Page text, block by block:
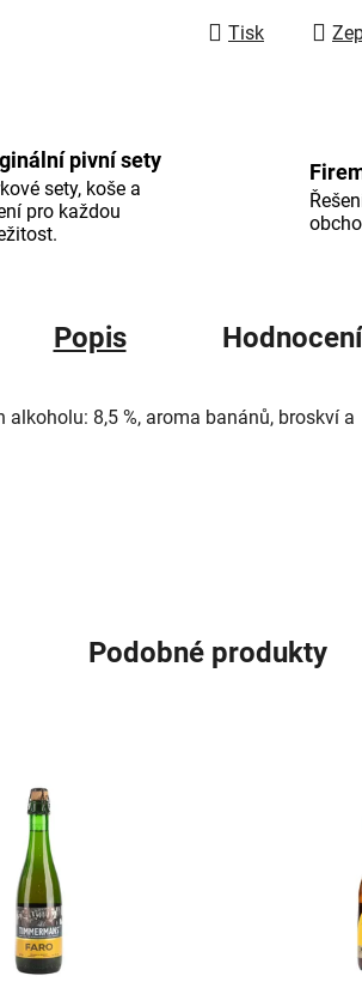
Tisk
pivní sety
sety, koše a
pro každou
Popis Hodnocení
8,5 %, aroma banánů, broskví a
Podobné produkty